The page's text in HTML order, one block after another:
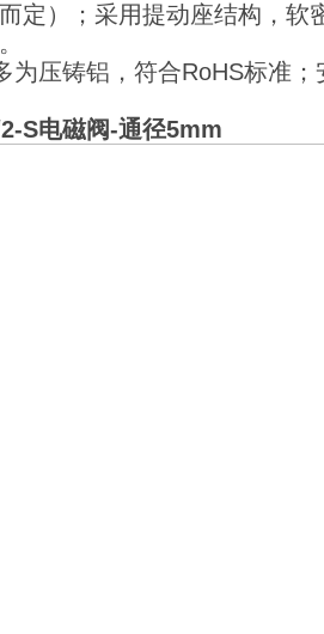
定）；采用提动座结构，
为压铸铝，符合RoHS标准
S电磁阀-通径5mm